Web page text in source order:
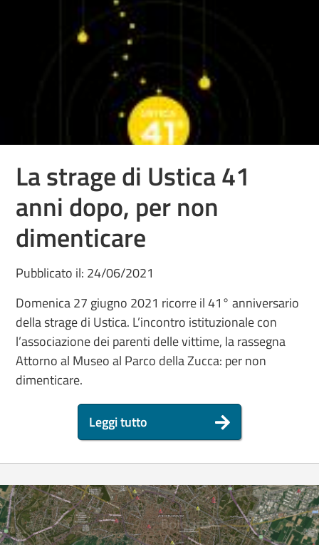
La strage di Ustica 41
anni dopo, per non
dimenticare
Pubblicato il: 24/06/2021
Domenica 27 giugno 2021 ricorre il 41° anniversario
della strage di Ustica. L’incontro istituzionale con
l’associazione dei parenti delle vittime, la rassegna
Attorno al Museo al Parco della Zucca: per non
dimenticare.
Leggi tutto